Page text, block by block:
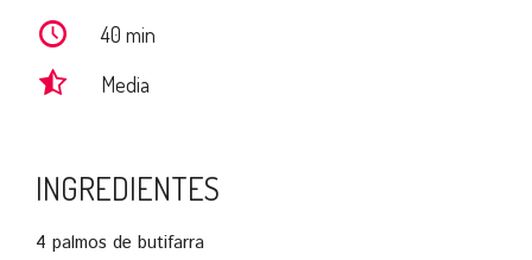
40 min
Media
INGREDIENTES
4 palmos de butifarra